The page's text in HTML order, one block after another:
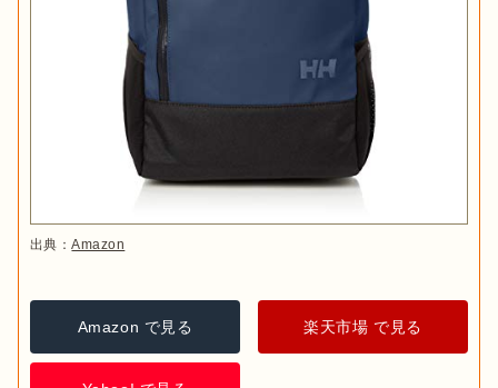
出典：Amazon
Amazon で見る 楽天市場 で見る